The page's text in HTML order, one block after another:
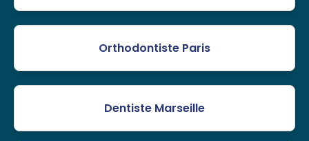
Orthodontiste Paris
Dentiste Marseille